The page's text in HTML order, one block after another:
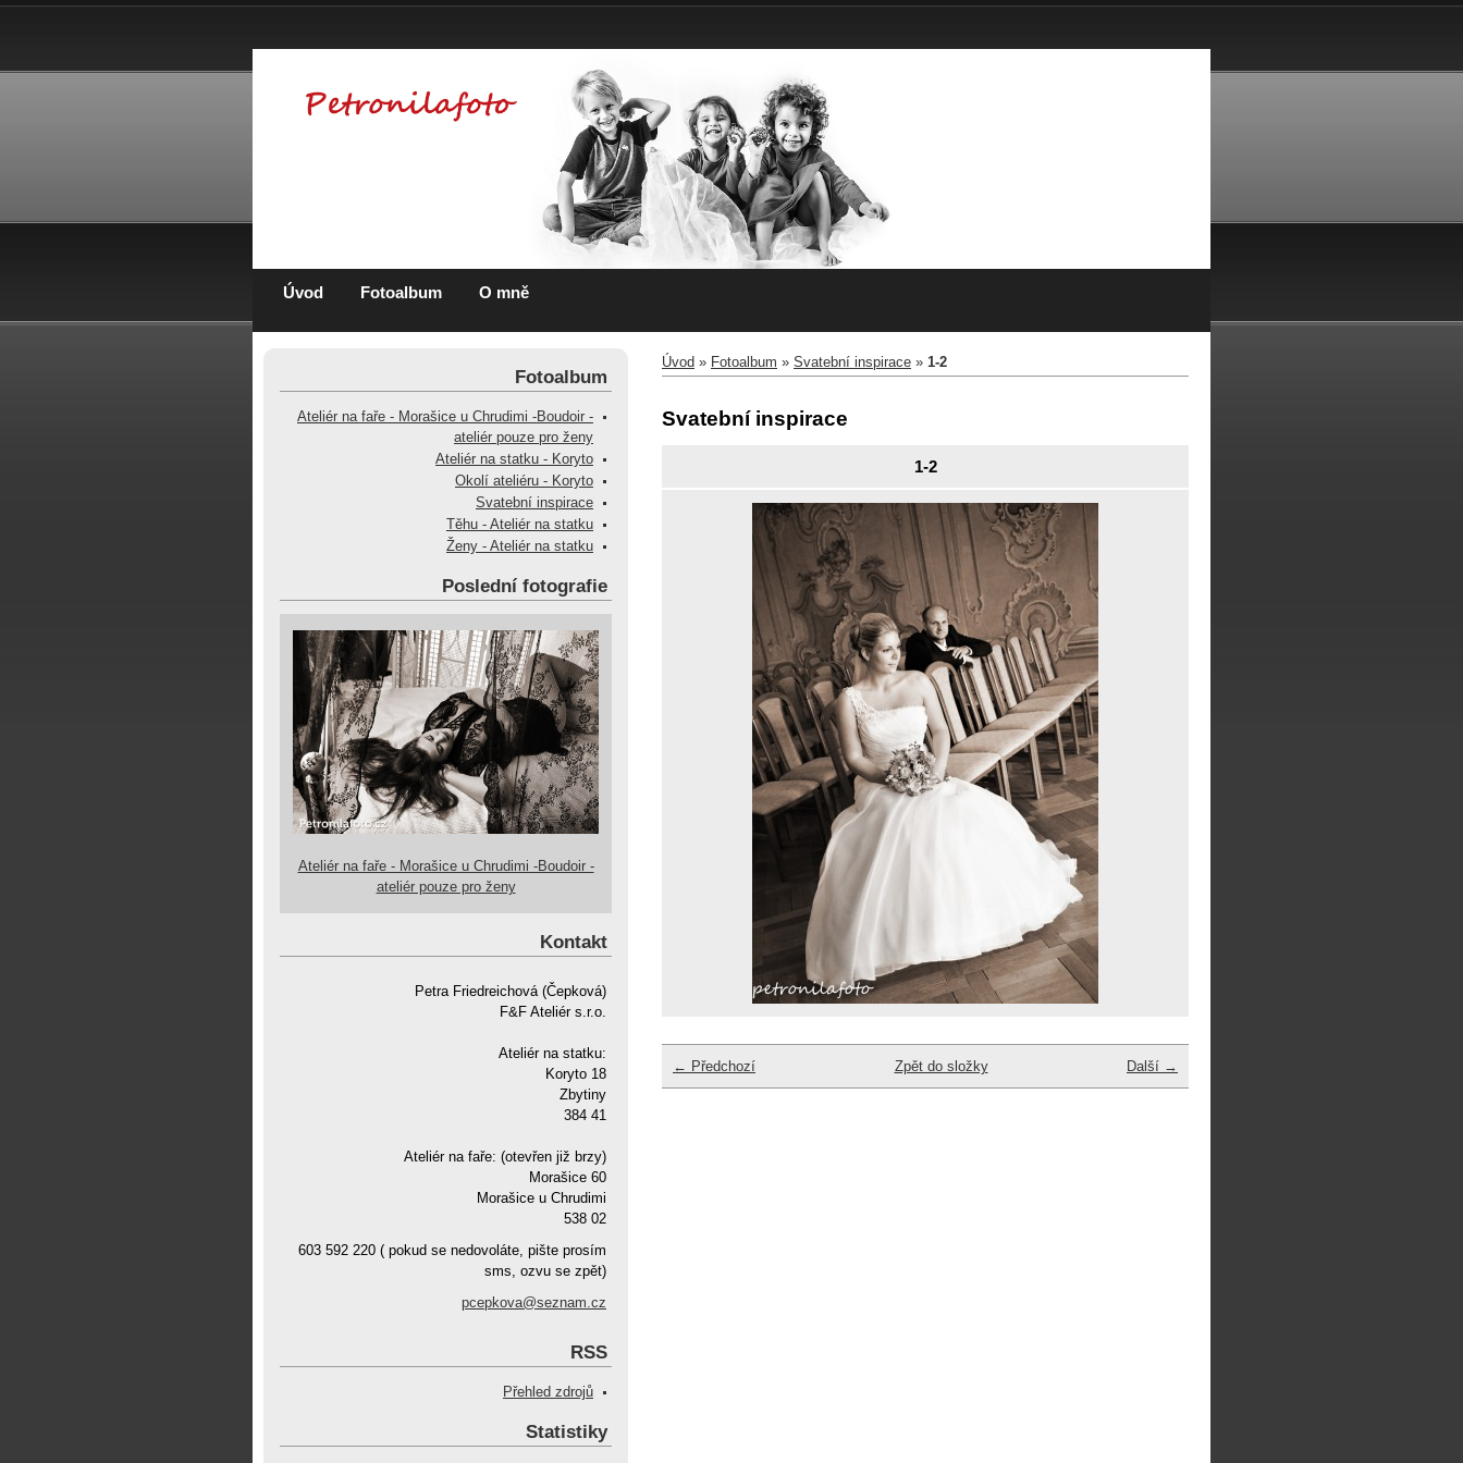
Úvod Fotoalbum O mně
Úvod » Fotoalbum » Svatební inspirace » 1-2
Svatební inspirace
1-2
← Předchozí Další →
Zpět do složky
Fotoalbum
Ateliér na faře - Morašice u Chrudimi -Boudoir -
ateliér pouze pro ženy
Ateliér na statku - Koryto
Okolí ateliéru - Koryto
Svatební inspirace
Těhu - Ateliér na statku
Ženy - Ateliér na statku
Poslední fotografie
Ateliér na faře - Morašice u Chrudimi -Boudoir -
ateliér pouze pro ženy
Kontakt
Petra Friedreichová (Čepková)
F&F Ateliér s.r.o.
Ateliér na statku:
Koryto 18
Zbytiny
384 41
Ateliér na faře: (otevřen již brzy)
Morašice 60
Morašice u Chrudimi
538 02
603 592 220 ( pokud se nedovoláte, pište prosím
sms, ozvu se zpět)
pcepkova@seznam.cz
RSS
Přehled zdrojů
Statistiky